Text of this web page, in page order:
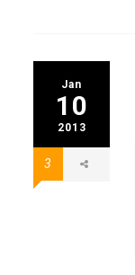
Jan
10
2013
3